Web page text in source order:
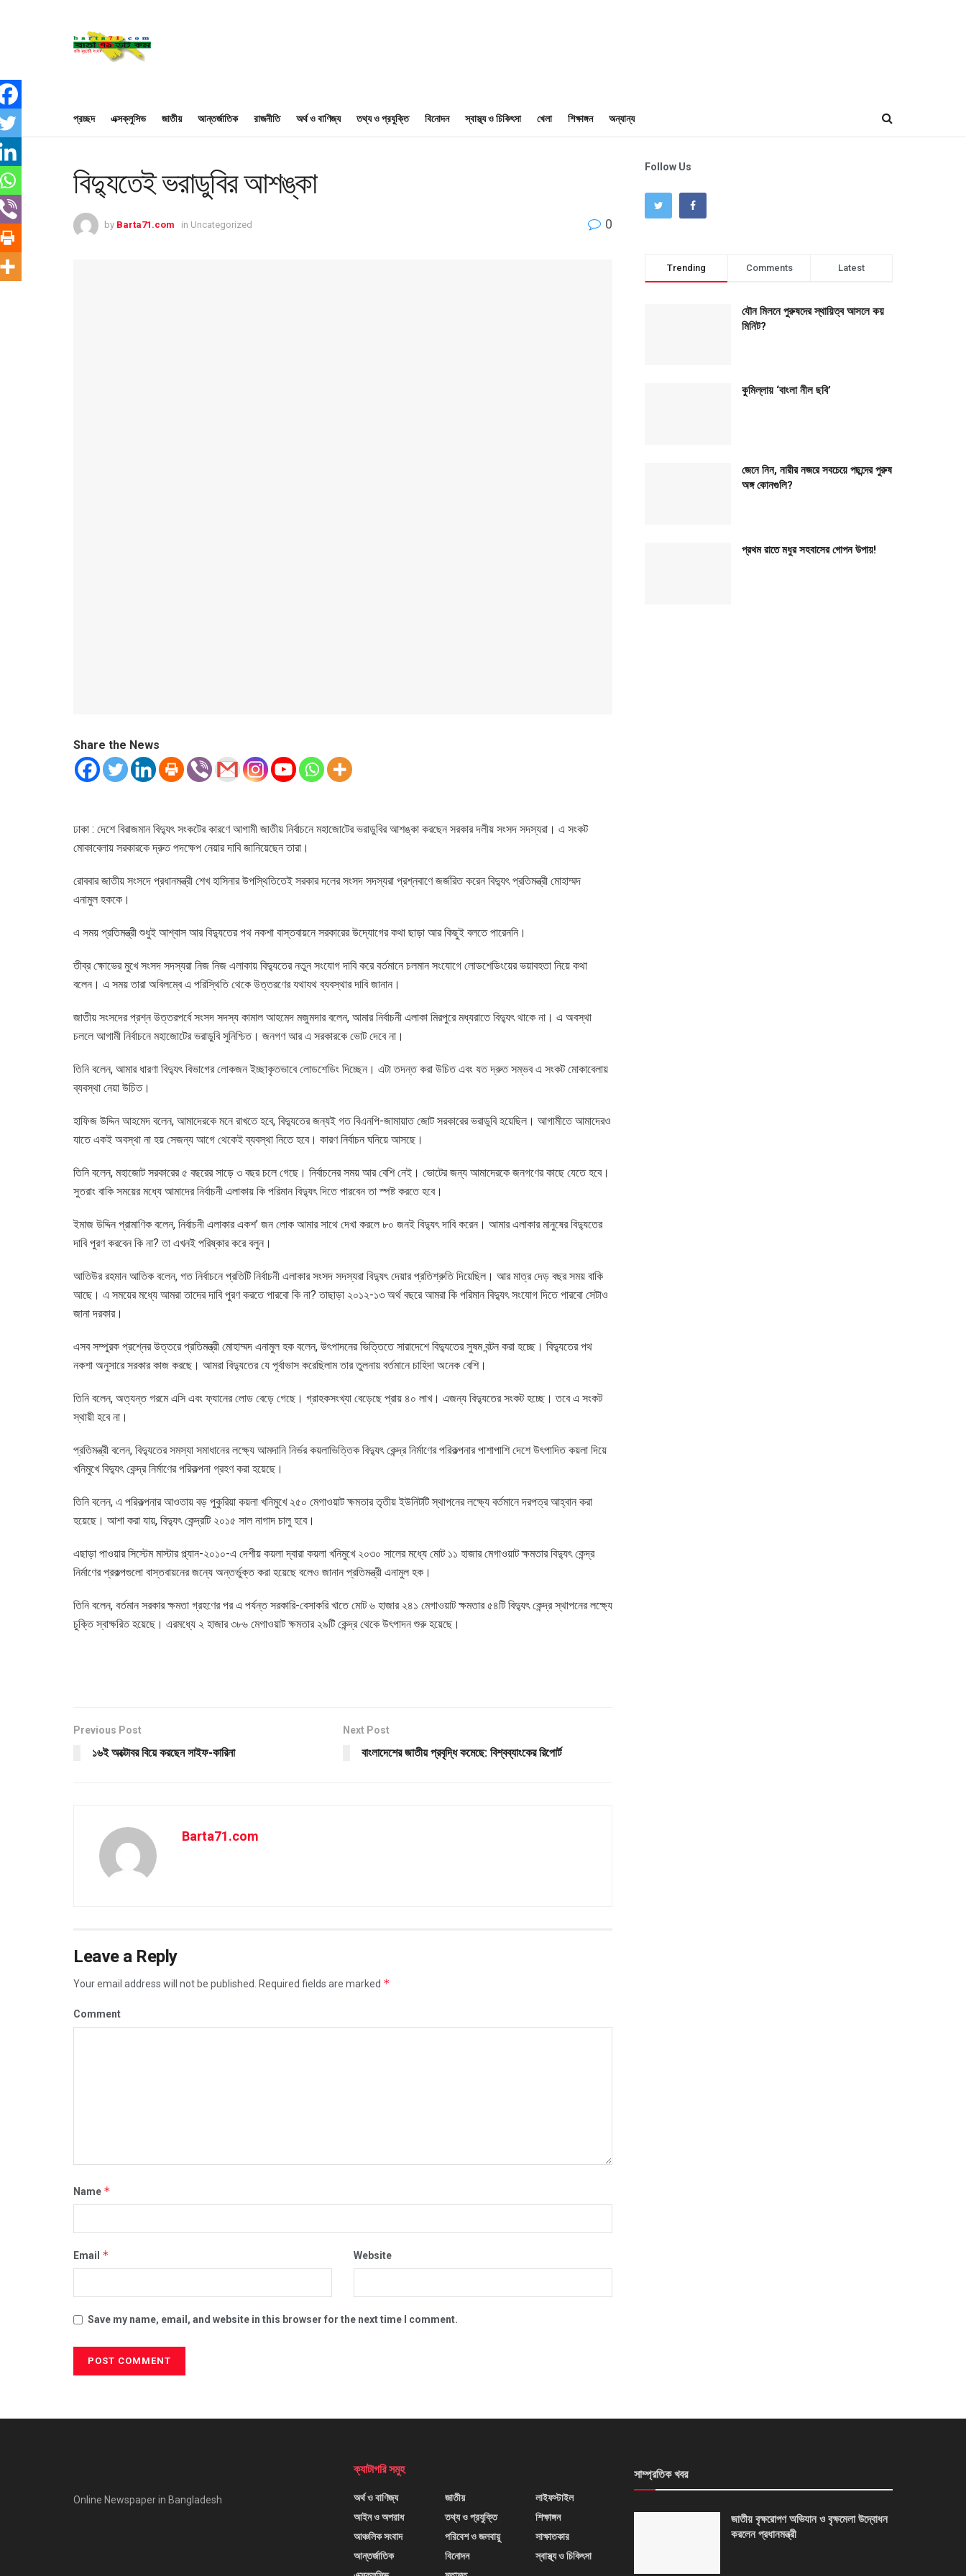
প্রচ্ছদ এক্সক্লুসিভ জাতীয় আন্তর্জাতিক রাজনীতি অর্থ ও বাণিজ্য তথ্য ও প্রযুক্তি বিনোদন স্বাস্থ্য ও চিকিৎসা খেলা শিক্ষাঙ্গন অন্যান্য
বিদ্যুতেই ভরাডুবির আশঙ্কা
by Barta71.com in Uncategorized 0
Share the News
ঢাকা : দেশে বিরাজমান বিদ্যুৎ সংকটের কারণে আগামী জাতীয় নির্বাচনে মহাজোটের ভরাডুবির আশঙ্কা করছেন সরকার দলীয় সংসদ সদস্যরা। এ সংকট
মোকাবেলায় সরকারকে দ্রুত পদক্ষেপ নেয়ার দাবি জানিয়েছেন তারা।
রোববার জাতীয় সংসদে প্রধানমন্ত্রী শেখ হাসিনার উপস্থিতিতেই সরকার দলের সংসদ সদস্যরা প্রশ্নবাণে জর্জরিত করেন বিদ্যুৎ প্রতিমন্ত্রী মোহাম্মদ
এনামুল হককে।
এ সময় প্রতিমন্ত্রী শুধুই আশ্বাস আর বিদ্যুতের পথ নকশা বাস্তবায়নে সরকারের উদ্যোগের কথা ছাড়া আর কিছুই বলতে পারেননি।
তীব্র ক্ষোভের মুখে সংসদ সদস্যরা নিজ নিজ এলাকায় বিদ্যুতের নতুন সংযোগ দাবি করে বর্তমানে চলমান সংযোগে লোডশেডিংয়ের ভয়াবহতা নিয়ে কথা
বলেন। এ সময় তারা অবিলম্বে এ পরিস্থিতি থেকে উত্তরণের যথাযথ ব্যবস্থার দাবি জানান।
জাতীয় সংসদের প্রশ্ন উত্তরপর্বে সংসদ সদস্য কামাল আহমেদ মজুমদার বলেন, আমার নির্বাচনী এলাকা মিরপুরে মধ্যরাতে বিদ্যুৎ থাকে না। এ অবস্থা
চললে আগামী নির্বাচনে মহাজোটের ভরাডুবি সুনিশ্চিত। জনগণ আর এ সরকারকে ভোট দেবে না।
তিনি বলেন, আমার ধারণা বিদ্যুৎ বিভাগের লোকজন ইচ্ছাকৃতভাবে লোডশেডিং দিচ্ছেন। এটা তদন্ত করা উচিত এবং যত দ্রুত সম্ভব এ সংকট মোকাবেলায়
ব্যবস্থা নেয়া উচিত।
হাফিজ উদ্দিন আহমেদ বলেন, আমাদেরকে মনে রাখতে হবে, বিদ্যুতের জন্যই গত বিএনপি-জামায়াত জোট সরকারের ভরাডুবি হয়েছিল। আগামীতে আমাদেরও
যাতে একই অবস্থা না হয় সেজন্য আগে থেকেই ব্যবস্থা নিতে হবে। কারণ নির্বাচন ঘনিয়ে আসছে।
তিনি বলেন, মহাজোট সরকারের ৫ বছরের সাড়ে ৩ বছর চলে গেছে। নির্বাচনের সময় আর বেশি নেই। ভোটের জন্য আমাদেরকে জনগণের কাছে যেতে হবে।
সুতরাং বাকি সময়ের মধ্যে আমাদের নির্বাচনী এলাকায় কি পরিমান বিদ্যুৎ দিতে পারবেন তা স্পষ্ট করতে হবে।
ইমাজ উদ্দিন প্রামাণিক বলেন, নির্বাচনী এলাকার একশ’ জন লোক আমার সাথে দেখা করলে ৮০ জনই বিদ্যুৎ দাবি করেন। আমার এলাকার মানুষের বিদ্যুতের
দাবি পুরণ করবেন কি না? তা এখনই পরিষ্কার করে বলুন।
আতিউর রহমান আতিক বলেন, গত নির্বাচনে প্রতিটি নির্বাচনী এলাকার সংসদ সদস্যরা বিদ্যুৎ দেয়ার প্রতিশ্রুতি দিয়েছিল। আর মাত্র দেড় বছর সময় বাকি
আছে। এ সময়ের মধ্যে আমরা তাদের দাবি পুরণ করতে পারবো কি না? তাছাড়া ২০১২-১৩ অর্থ বছরে আমরা কি পরিমান বিদ্যুৎ সংযোগ দিতে পারবো সেটাও
জানা দরকার।
এসব সম্পুরক প্রশ্নের উত্তরে প্রতিমন্ত্রী মোহাম্মদ এনামুল হক বলেন, উৎপাদনের ভিত্তিতে সারাদেশে বিদ্যুতের সুষম বন্টন করা হচ্ছে। বিদ্যুতের পথ
নকশা অনুসারে সরকার কাজ করছে। আমরা বিদ্যুতের যে পূর্বাভাস করেছিলাম তার তুলনায় বর্তমানে চাহিদা অনেক বেশি।
তিনি বলেন, অত্যন্ত গরমে এসি এবং ফ্যানের লোড বেড়ে গেছে। গ্রাহকসংখ্যা বেড়েছে প্রায় ৪০ লাখ। এজন্য বিদ্যুতের সংকট হচ্ছে। তবে এ সংকট
স্থায়ী হবে না।
প্রতিমন্ত্রী বলেন, বিদ্যুতের সমস্যা সমাধানের লক্ষ্যে আমদানি নির্ভর কয়লাভিত্তিক বিদ্যুৎ কেন্দ্র নির্মাণের পরিকল্পনার পাশাপাশি দেশে উৎপাদিত কয়লা দিয়ে
খনিমুখে বিদ্যুৎ কেন্দ্র নির্মাণের পরিকল্পনা গ্রহণ করা হয়েছে।
তিনি বলেন, এ পরিকল্পনার আওতায় বড় পুকুরিয়া কয়লা খনিমুখে ২৫০ মেগাওয়াট ক্ষমতার তৃতীয় ইউনিটটি স্থাপনের লক্ষ্যে বর্তমানে দরপত্র আহ্বান করা
হয়েছে। আশা করা যায়, বিদ্যুৎ কেন্দ্রটি ২০১৫ সাল নাগাদ চালু হবে।
এছাড়া পাওয়ার সিস্টেম মাস্টার প্ল্যান-২০১০-এ দেশীয় কয়লা দ্বারা কয়লা খনিমুখে ২০৩০ সালের মধ্যে মোট ১১ হাজার মেগাওয়াট ক্ষমতার বিদ্যুৎ কেন্দ্র
নির্মাণের প্রকল্পগুলো বাস্তবায়নের জন্যে অন্তর্ভুক্ত করা হয়েছে বলেও জানান প্রতিমন্ত্রী এনামুল হক।
তিনি বলেন, বর্তমান সরকার ক্ষমতা গ্রহণের পর এ পর্যন্ত সরকারি-বেসাকরি খাতে মোট ৬ হাজার ২৪১ মেগাওয়াট ক্ষমতার ৫৪টি বিদ্যুৎ কেন্দ্র স্থাপনের লক্ষ্যে
চুক্তি স্বাক্ষরিত হয়েছে। এরমধ্যে ২ হাজার ৩৮৬ মেগাওয়াট ক্ষমতার ২৯টি কেন্দ্র থেকে উৎপাদন শুরু হয়েছে।
Previous Post
১৬ই অক্টোবর বিয়ে করছেন সাইফ-কারিনা
Next Post
বাংলাদেশের জাতীয় প্রবৃদ্ধি কমেছে: বিশ্বব্যাংকের রিপোর্ট
Barta71.com
Leave a Reply
Your email address will not be published. Required fields are marked *
Comment
Name *
Email * Website
Save my name, email, and website in this browser for the next time I comment.
Follow Us
Trending Comments Latest
যৌন মিলনে পুরুষদের স্থায়িত্ব আসলে কয়
মিনিট?
কুমিল্লায় ‘বাংলা নীল ছবি’
জেনে নিন, নারীর নজরে সবচেয়ে পছন্দের পুরুষ
অঙ্গ কোনগুলি?
প্রথম রাতে মধুর সহবাসের গোপন উপায়!
Online Newspaper in Bangladesh
ক্যাটাগরি সমুহ
অর্থ ও বাণিজ্য
আইন ও অপরাধ
আঞ্চলিক সংবাদ
আন্তর্জাতিক
জাতীয়
তথ্য ও প্রযুক্তি
পরিবেশ ও জলবায়ু
বিনোদন
লাইফস্টাইল
শিক্ষাঙ্গন
সাক্ষাতকার
স্বাস্থ্য ও চিকিৎসা
সাম্প্রতিক খবর
জাতীয় বৃক্ষরোপণ অভিযান ও বৃক্ষমেলা উদ্বোধন
করলেন প্রধানমন্ত্রী